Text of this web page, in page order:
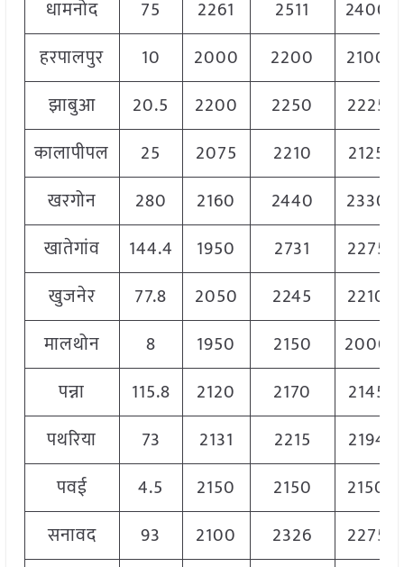
धामनोद
75 2261 2511
2400
हरपालपुर
10 2000 2200
2100
झाबुआ
20.5 2200 2250
2225
कालापीपल
25 2075 2210
2125
खरगोन
280 2160 2440
2330
खातेगांव
144.4 1950 2731
2275
खुजनेर
77.8 2050 2245
2210
मालथोन
8 1950 2150
2000
पन्ना
115.8 2120 2170
2145
पथरिया
73 2131 2215
2194
पवई
4.5 2150 2150
2150
सनावद
93 2100 2326
2275